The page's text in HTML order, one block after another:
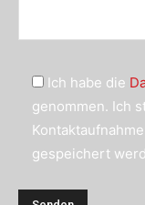
Ich habe die
genommen. Ich
gespeichert